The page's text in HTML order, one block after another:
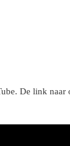
De link naar